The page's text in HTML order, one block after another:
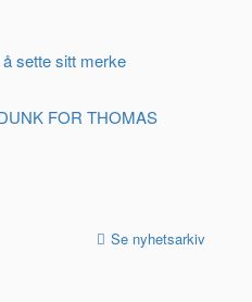
sette sitt merke
FOR THOMAS
Se nyhetsarkiv